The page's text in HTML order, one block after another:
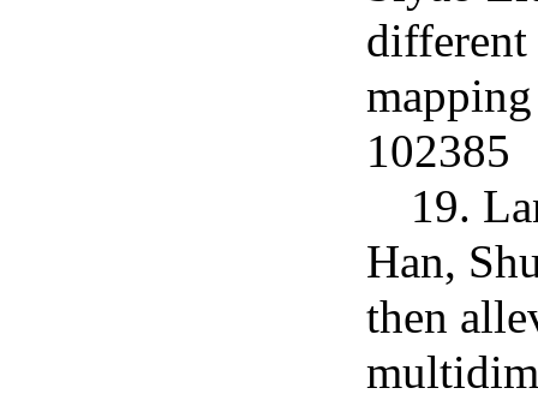
different
102385
19.
Han,
then